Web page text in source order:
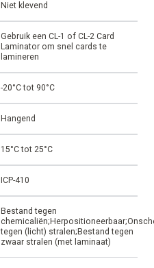
Niet klevend
Gebruik een CL-1 of CL-2 Card
Laminator om snel cards te
lamineren
-20°C tot 90°C
Hangend
15°C tot 25°C
ICP-410
Bestand tegen
tegen (licht) stralen;Bestand tegen
zwaar stralen (met laminaat)